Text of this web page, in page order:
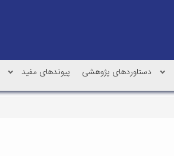
دستاوردهای پژوهشی پیوندهای مفید